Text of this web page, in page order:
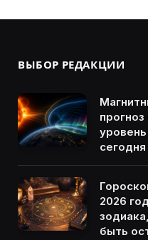
ВЫБОР РЕДАКЦИИ
сегодня
2026
быть